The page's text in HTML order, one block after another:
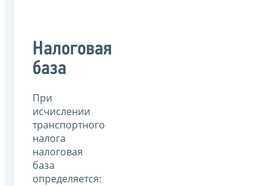
Налоговая
база
При
исчислении
транспортного
налога
налоговая
база
определяется: